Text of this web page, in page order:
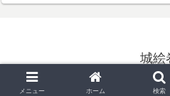
城絵
Copyright © 2020-2026 城
メニュー ホーム 検索